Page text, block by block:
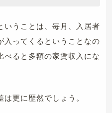
いうことは、毎月、入居者
入ってくるということなの
べると多額の家賃収入にな
更に歴然でしょう。